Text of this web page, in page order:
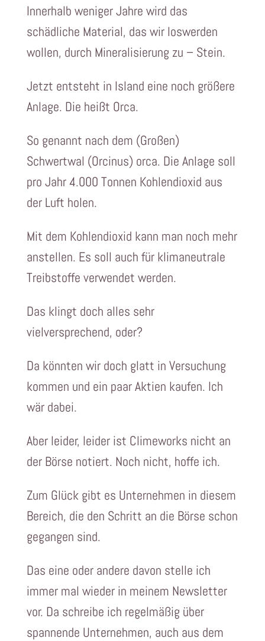
Innerhalb weniger Jahre wird das
schädliche Material, das wir loswerden
wollen, durch Mineralisierung zu – Stein.
Jetzt entsteht in Island eine noch größere
Anlage. Die heißt Orca.
So genannt nach dem (Großen)
Schwertwal (Orcinus) orca. Die Anlage soll
pro Jahr 4.000 Tonnen Kohlendioxid aus
der Luft holen.
Mit dem Kohlendioxid kann man noch mehr
anstellen. Es soll auch für klimaneutrale
Treibstoffe verwendet werden.
Das klingt doch alles sehr
vielversprechend, oder?
Da könnten wir doch glatt in Versuchung
kommen und ein paar Aktien kaufen. Ich
wär dabei.
Aber leider, leider ist Climeworks nicht an
der Börse notiert. Noch nicht, hoffe ich.
Zum Glück gibt es Unternehmen in diesem
Bereich, die den Schritt an die Börse schon
gegangen sind.
Das eine oder andere davon stelle ich
immer mal wieder in meinem Newsletter
vor. Da schreibe ich regelmäßig über
spannende Unternehmen, auch aus dem